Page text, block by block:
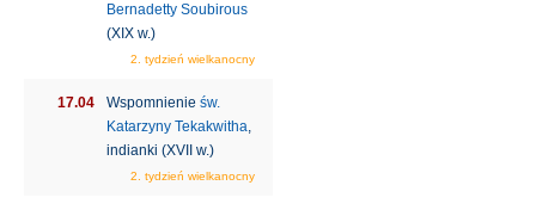
Bernadetty Soubirous
(XIX w.)
2. tydzień wielkanocny
17.04 Wspomnienie św.
Katarzyny Tekakwitha,
indianki (XVII w.)
2. tydzień wielkanocny